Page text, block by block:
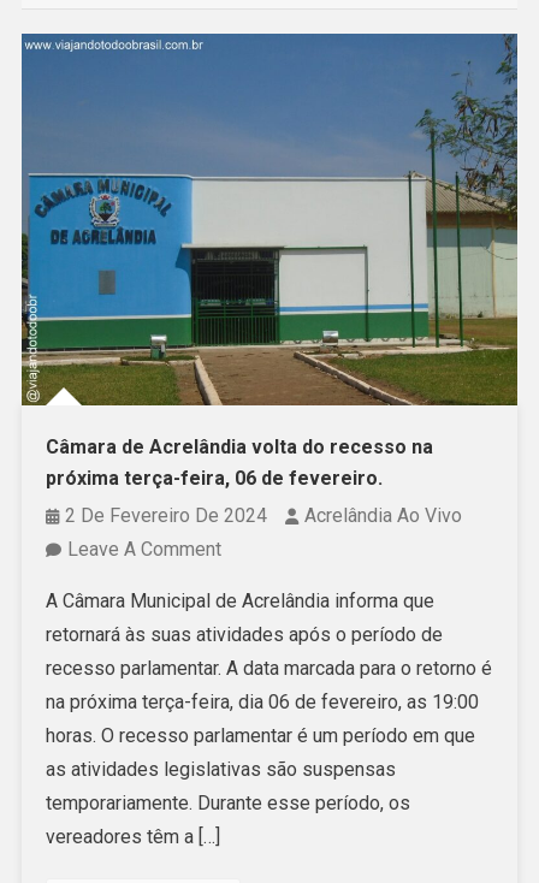
Câmara de Acrelândia volta do recesso na
próxima terça-feira, 06 de fevereiro.
2 De Fevereiro De 2024
Acrelândia Ao Vivo
Leave A CommentOn
Acrelândia
Do
Terça-
A Câmara Municipal de Acrelândia informa que
retornará às suas atividades após o período de
recesso parlamentar. A data marcada para o retorno é
na próxima terça-feira, dia 06 de fevereiro, as 19:00
horas. O recesso parlamentar é um período em que
as atividades legislativas são suspensas
temporariamente. Durante esse período, os
vereadores têm a […]